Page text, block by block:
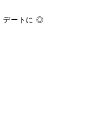
デートに ◎